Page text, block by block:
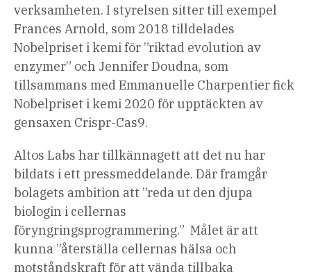
verksamheten. I styrelsen sitter till exempel
Frances Arnold, som 2018 tilldelades
Nobelpriset i kemi för ”riktad evolution av
enzymer” och Jennifer Doudna, som
tillsammans med Emmanuelle Charpentier fick
Nobelpriset i kemi 2020 för upptäckten av
gensaxen Crispr-Cas9.
Altos Labs har tillkännagett att det nu har
bildats i ett pressmeddelande. Där framgår
bolagets ambition att ”reda ut den djupa
biologin i cellernas
föryngringsprogrammering.” Målet är att
kunna ”återställa cellernas hälsa och
motståndskraft för att vända tillbaka